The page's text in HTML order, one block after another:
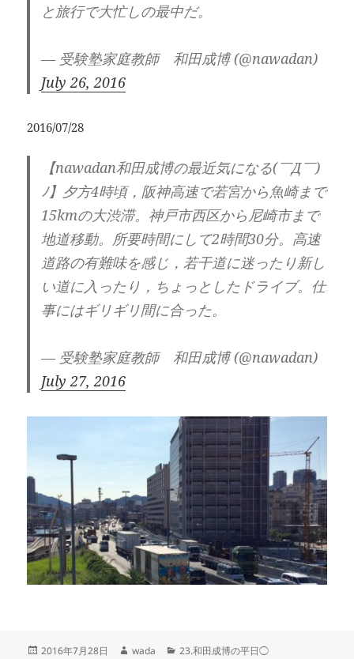
と旅行で大忙しの最中だ。
— 受験塾家庭教師 和田成博 (@nawadan)
July 26, 2016
2016/07/28
【nawadan和田成博の最近気になる(￣Д￣)
ﾉ】夕方4時頃，阪神高速で若宮から魚崎まで
15kmの大渋滞。神戸市西区から尼崎市まで
地道移動。所要時間にして2時間30分。高速
道路の有難味を感じ，若干道に迷ったり新し
い道に入ったり，ちょっとしたドライブ。仕
事にはギリギリ間に合った。
— 受験塾家庭教師 和田成博 (@nawadan)
July 27, 2016
投
2016年7月28日
作
wada
カ
23.和田成博の平日◯